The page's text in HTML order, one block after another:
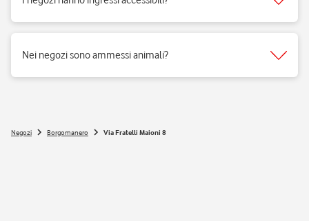
Nei negozi sono ammessi animali?
Negozi Borgomanero Via Fratelli Maioni 8